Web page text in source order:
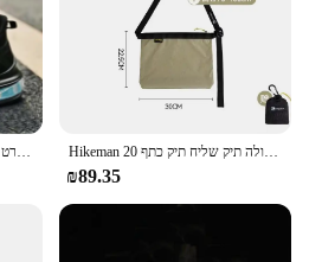
Hikeman חיצונית תיק הליכה רגליים משקל ארוך קיבולת גדולה תיק שליח תיק כתף 20d עמיד למים טיפוס הרים
₪89.35